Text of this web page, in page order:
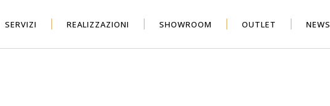
SERVIZI REALIZZAZIONI SHOWROOM OUTLET NEWS